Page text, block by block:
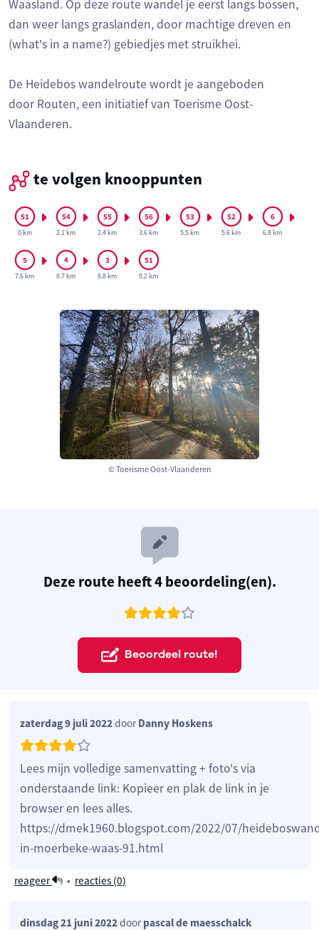
© Toerisme Oost-Vlaanderen
Waasland. Op deze route wandel je eerst langs bossen,
dan weer langs graslanden, door machtige dreven en
(what's in a name?) gebiedjes met struikhei.
De Heidebos wandelroute wordt je aangeboden
door Routen, een initiatief van Toerisme Oost-
Vlaanderen.
te volgen knooppunten
0 km 2.1 km 2.4 km 3.6 km 5.5 km 5.6 km 6.8 km
7.6 km 8.7 km 8.8 km 9.2 km
Deze route heeft 4 beoordeling(en).
Beoordeel route!
zaterdag 9 juli 2022doorDanny Hoskens
Lees mijn volledige samenvatting + foto's via
onderstaande link: Kopieer en plak de link in je
browser en lees alles.
https://dmek1960.blogspot.com/2022/07/
in-moerbeke-waas-91.html
reageer • reacties (0)
dinsdag 21 juni 2022doorpascal de maesschalck